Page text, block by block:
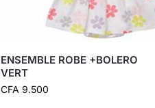
ENSEMBLE ROBE +BOLERO
VERT
CFA 9.500